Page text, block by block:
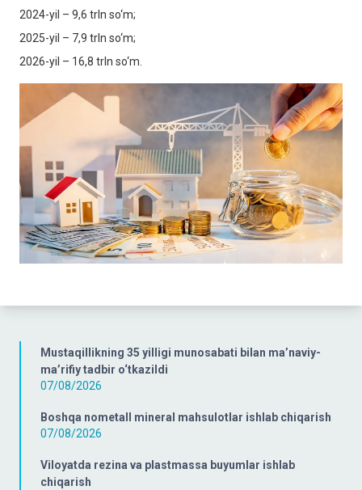
Mustaqillikning 35 yilligi munosabati bilan ma’naviy-
ma’rifiy tadbir o‘tkazildi
07/08/2026
Boshqa nometall mineral mahsulotlar ishlab chiqarish
07/08/2026
Viloyatda rezina va plastmassa buyumlar ishlab
chiqarish
2024-yil – 9,6 trln so‘m;
2025-yil – 7,9 trln so‘m;
2026-yil – 16,8 trln so‘m.